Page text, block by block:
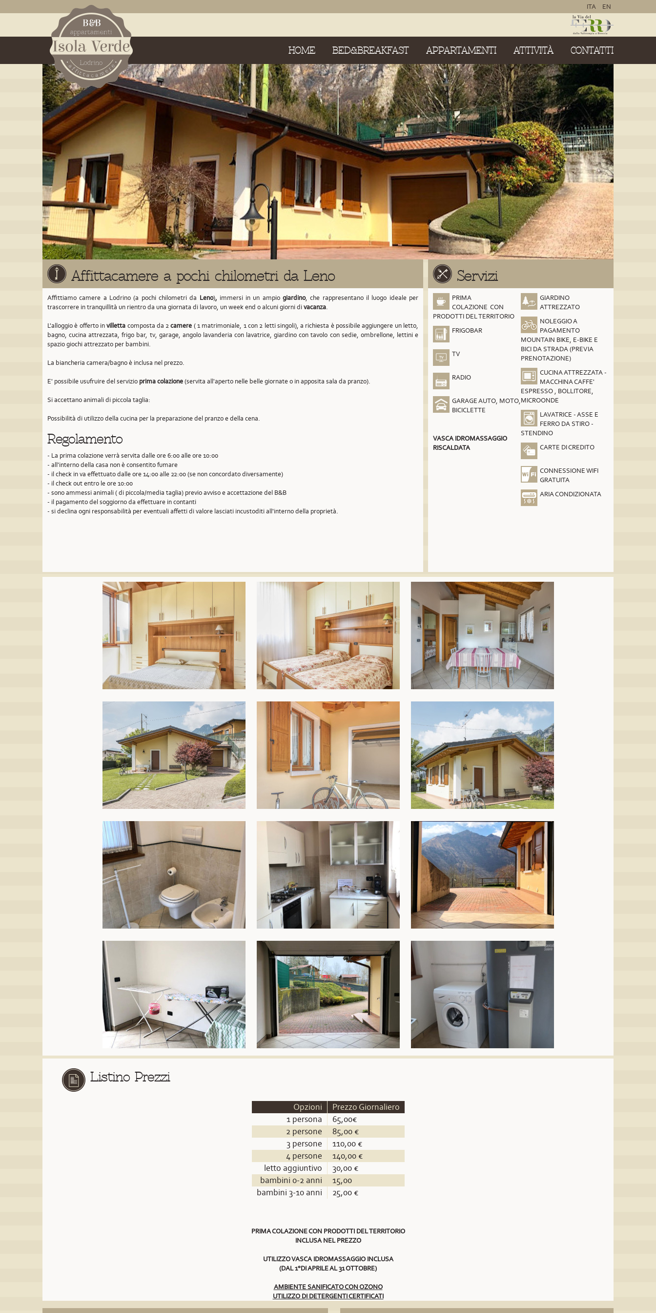
ITA EN
HOME BED&BREAKFAST APPARTAMENTI ATTIVITÀ CONTATTI
Affittacamere a pochi chilometri da Leno
Affittiamo camere a Lodrino (a pochi chilometri da Leno), immersi in un ampiogiardino, che rappresentano il luogo ideale per
trascorrere in tranquillità un rientro da una giornata di lavoro, un week end o alcuni giorni divacanza.
L'alloggio è offerto invilletta composta da 2camere ( 1 matrimoniale, 1 con 2 letti singoli), a richiesta è possibile aggiungere un letto,
bagno, cucina attrezzata, frigo bar, tv, garage, angolo lavanderia con lavatrice, giardino con tavolo con sedie, ombrellone, lettini e
spazio giochi attrezzato per bambini.
La biancheria camera/bagno è inclusa nel prezzo.
E' possibile usufruire del servizio prima colazione(servita all'aperto nelle belle giornate o in apposita sala da pranzo).
Si accettano animali di piccola taglia:
Possibilità di utilizzo della cucina per la preparazione del pranzo e della cena.
Regolamento
- La prima colazione verrà servita dalle ore 6:00 alle ore 10:00
- all'interno della casa non è consentito fumare
- il check in va effettuato dalle ore 14:00 alle 22:00 (se non concordato diversamente)
- il check out entro le ore 10:00
- sono ammessi animali ( di piccola/media taglia) previo avviso e accettazione del B&B
- il pagamento del soggiorno da effettuare in contanti
- si declina ogni responsabilità per eventuali affetti di valore lasciati incustoditi all'interno della proprietà.
Servizi
PRIMA
COLAZIONE CON
PRODOTTI DEL TERRITORIO
FRIGOBAR
TV
RADIO
GARAGE AUTO, MOTO,
BICICLETTE
VASCA IDROMASSAGGIO
RISCALDATA
GIARDINO
ATTREZZATO
NOLEGGIO A
PAGAMENTO
MOUNTAIN BIKE, E-BIKE E
BICI DA STRADA (PREVIA
PRENOTAZIONE)
CUCINA ATTREZZATA -
MACCHINA CAFFE'
ESPRESSO , BOLLITORE,
MICROONDE
LAVATRICE - ASSE E
FERRO DA STIRO -
STENDINO
CARTE DI CREDITO
CONNESSIONE WIFI
GRATUITA
ARIA CONDIZIONATA
Listino Prezzi
Opzioni
Prezzo Giornaliero
1 persona
65,00€
2 persone
85,00 €
3 persone
110,00 €
4 persone
140,00 €
letto aggiuntivo
30,00 €
bambini 0-2 anni
15,00
bambini 3-10 anni
25,00 €
PRIMA COLAZIONE CON PRODOTTI DEL TERRITORIO
INCLUSA NEL PREZZO
UTILIZZO VASCA IDROMASSAGGIO INCLUSA
(DAL 1°DI APRILE AL 31 OTTOBRE)
AMBIENTE SANIFICATO CON OZONO
UTILIZZO DI DETERGENTI CERTIFICATI